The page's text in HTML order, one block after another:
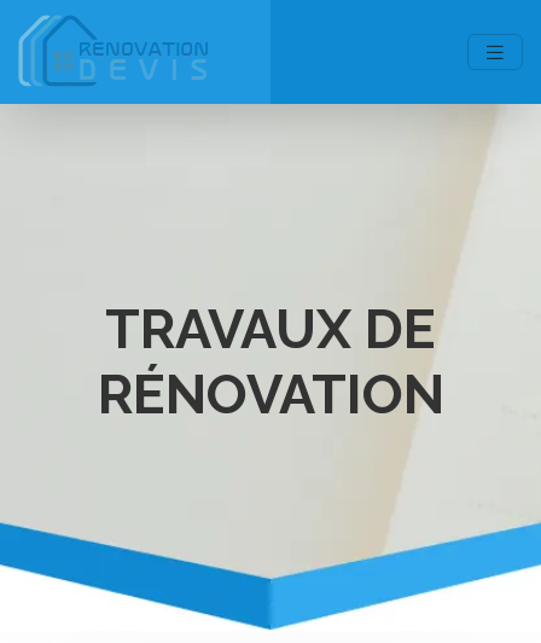
TRAVAUX DE
RÉNOVATION